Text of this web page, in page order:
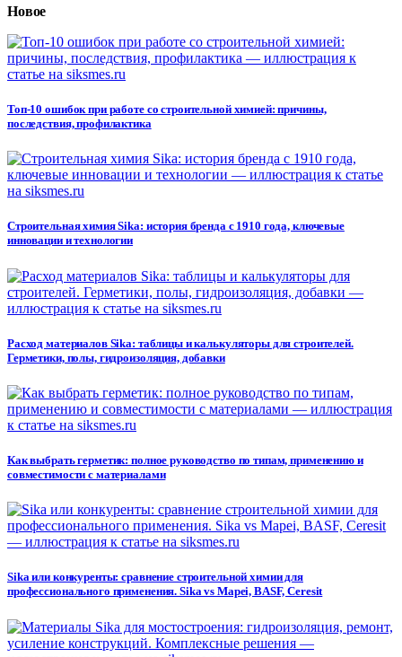
Новое
Топ-10 ошибок при работе со строительной химией: причины,
последствия, профилактика
Строительная химия Sika: история бренда с 1910 года, ключевые
инновации и технологии
Расход материалов Sika: таблицы и калькуляторы для строителей.
Герметики, полы, гидроизоляция, добавки
Как выбрать герметик: полное руководство по типам, применению и
совместимости с материалами
Sika или конкуренты: сравнение строительной химии для
профессионального применения. Sika vs Mapei, BASF, Ceresit